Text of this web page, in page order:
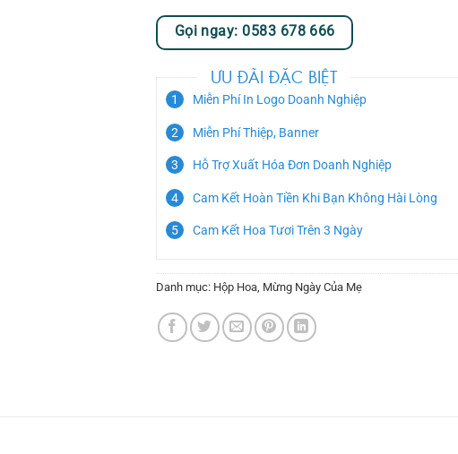
Gọi ngay: 0583 678 666
ƯU ĐÃI ĐẶC BIỆT
Miễn Phí In Logo Doanh Nghiệp
Miễn Phí Thiệp, Banner
Hỗ Trợ Xuất Hóa Đơn Doanh Nghiệp
Cam Kết Hoàn Tiền Khi Bạn Không Hài Lòng
Cam Kết Hoa Tươi Trên 3 Ngày
Danh mục: Hộp Hoa, Mừng Ngày Của Mẹ